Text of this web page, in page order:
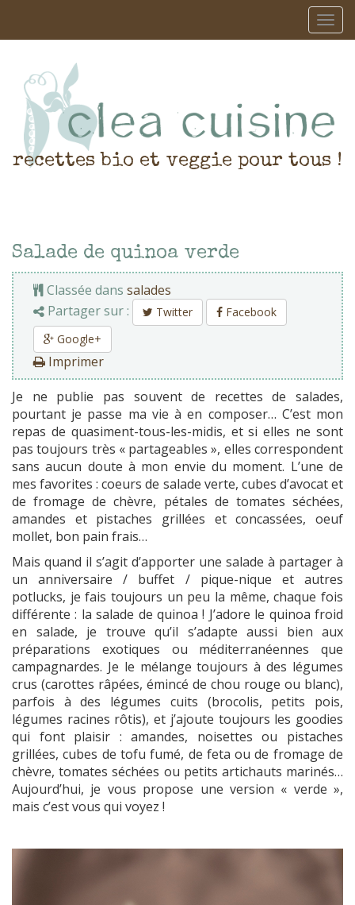
recettes bio et veggie pour tous !
Salade de quinoa verde
Classée dans salades
Partager sur :
Twitter
Facebook
Google+
Imprimer
Je ne publie pas souvent de recettes de salades,
pourtant je passe ma vie à en composer… C’est mon
repas de quasiment-tous-les-midis, et si elles ne sont
pas toujours très « partageables », elles correspondent
sans aucun doute à mon envie du moment. L’une de
mes favorites : coeurs de salade verte, cubes d’avocat et
de fromage de chèvre, pétales de tomates séchées,
amandes et pistaches grillées et concassées, oeuf
mollet, bon pain frais…
Mais quand il s’agit d’apporter une salade à partager à
un anniversaire / buffet / pique-nique et autres
potlucks, je fais toujours un peu la même, chaque fois
différente : la salade de quinoa ! J’adore le quinoa froid
en salade, je trouve qu’il s’adapte aussi bien aux
préparations exotiques ou méditerranéennes que
campagnardes. Je le mélange toujours à des légumes
crus (carottes râpées, émincé de chou rouge ou blanc),
parfois à des légumes cuits (brocolis, petits pois,
légumes racines rôtis), et j’ajoute toujours les goodies
qui font plaisir : amandes, noisettes ou pistaches
grillées, cubes de tofu fumé, de feta ou de fromage de
chèvre, tomates séchées ou petits artichauts marinés…
Aujourd’hui, je vous propose une version « verde »,
mais c’est vous qui voyez !